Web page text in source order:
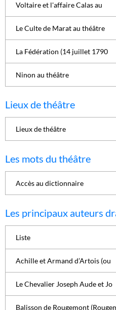
Voltaire et l'affaire Calas au
Le Culte de Marat au théâtre
La Fédération (14 juillet 1790
Ninon au théâtre
Lieux de théâtre
Lieux de théâtre
Les mots du théâtre
Accès au dictionnaire
Les principaux auteurs
Liste
Achille et Armand d’Artois (ou
Le Chevalier Joseph Aude et Jo
Balisson de Rougemont